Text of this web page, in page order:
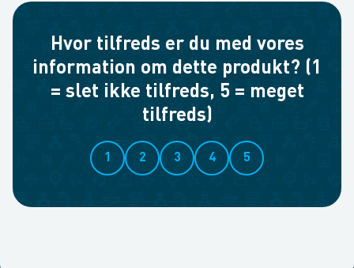
Hvor tilfreds er du med vores
information om dette produkt? (1
= slet ikke tilfreds, 5 = meget
tilfreds)
1 2 3 4 5